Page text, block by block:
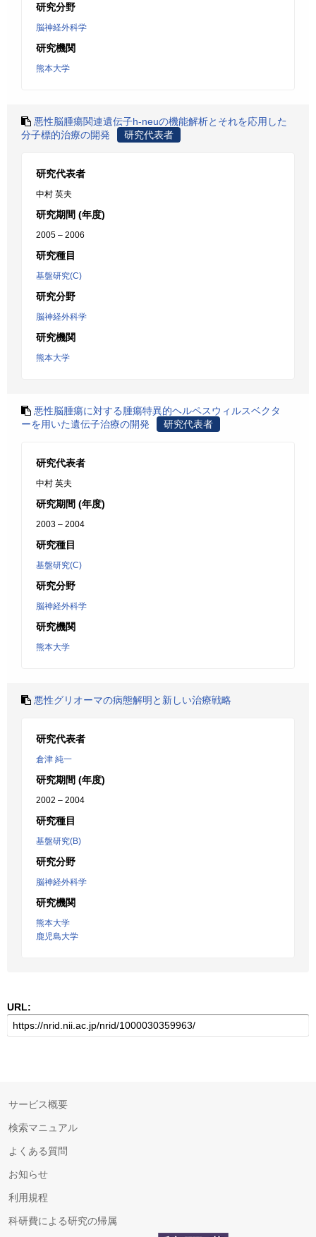
研究分野
脳神経外科学
研究機関
熊本大学
悪性脳腫瘍関連遺伝子h-neuの機能解析とそれを応用した
分子標的治療の開発
研究代表者
研究代表者
中村 英夫
研究期間 (年度)
2005 – 2006
研究種目
基盤研究(C)
研究分野
脳神経外科学
研究機関
熊本大学
悪性脳腫瘍に対する腫瘍特異的ヘルペスウィルスベクタ
ーを用いた遺伝子治療の開発
研究代表者
研究代表者
中村 英夫
研究期間 (年度)
2003 – 2004
研究種目
基盤研究(C)
研究分野
脳神経外科学
研究機関
熊本大学
悪性グリオーマの病態解明と新しい治療戦略
研究代表者
倉津 純一
研究期間 (年度)
2002 – 2004
研究種目
基盤研究(B)
研究分野
脳神経外科学
研究機関
熊本大学
鹿児島大学
URL:
サービス概要
検索マニュアル
よくある質問
お知らせ
利用規程
科研費による研究の帰属